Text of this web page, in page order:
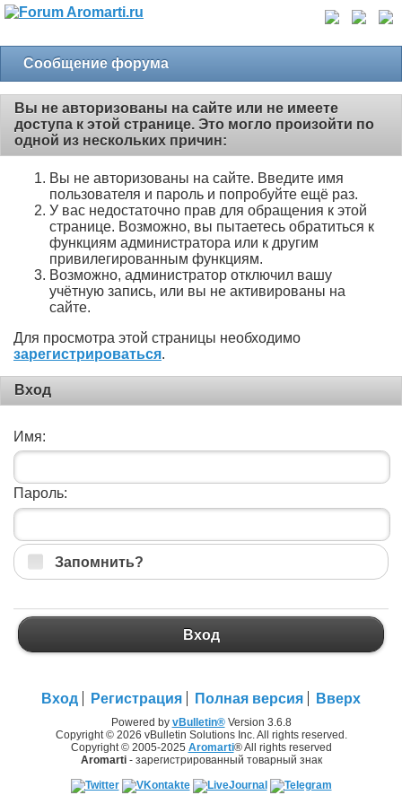
Сообщение форума
Вы не авторизованы на сайте или не имеете
доступа к этой странице. Это могло произойти по
одной из нескольких причин:
Вы не авторизованы на сайте. Введите имя
пользователя и пароль и попробуйте ещё раз.
У вас недостаточно прав для обращения к этой
странице. Возможно, вы пытаетесь обратиться к
функциям администратора или к другим
привилегированным функциям.
Возможно, администратор отключил вашу
учётную запись, или вы не активированы на
сайте.
Для просмотра этой страницы необходимо
зарегистрироваться.
Вход
Имя:
Пароль:
Запомнить?
Вход
Вход Регистрация Полная версия Вверх
Powered by vBulletin®Version 3.6.8
Copyright © 2026 vBulletin Solutions Inc. All rights reserved.
Copyright © 2005-2025 Aromarti® All rights reserved
Aromarti- зарегистрированный товарный знак